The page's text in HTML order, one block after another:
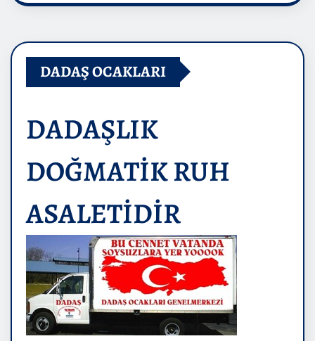
DADAŞ OCAKLARI
DADAŞLIK
DOĞMATİK RUH
ASALETİDİR